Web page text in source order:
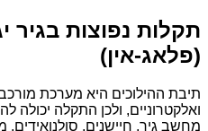
(פלאג-אין)
תיבת ההילוכים היא מערכת
ואלקטרוניים, ולכן התקלה יכולה
מחשב גיר, חיישנים, סולנואידים,